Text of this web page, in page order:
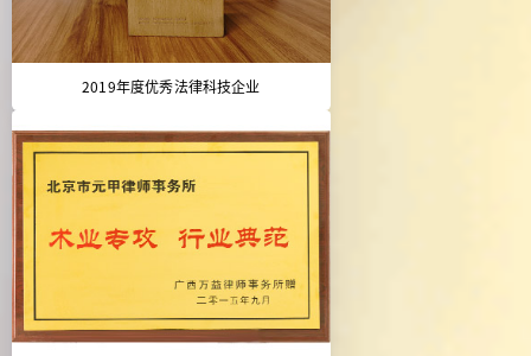
2019年度优秀法律科技企业